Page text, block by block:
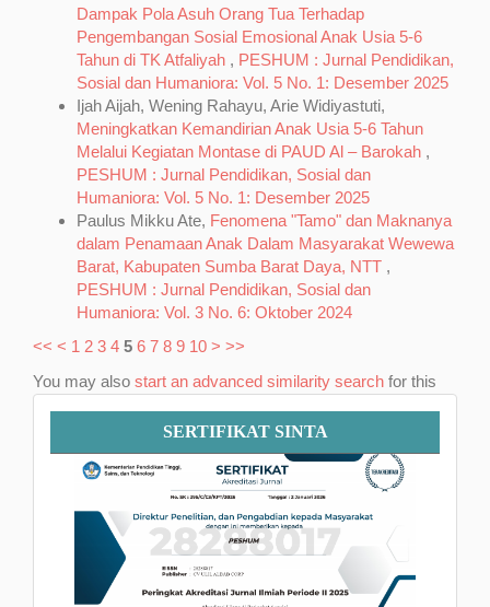
Dampak Pola Asuh Orang Tua Terhadap
Pengembangan Sosial Emosional Anak Usia 5-6
Tahun di TK Atfaliyah , PESHUM : Jurnal Pendidikan,
Sosial dan Humaniora: Vol. 5 No. 1: Desember 2025
Ijah Aijah, Wening Rahayu, Arie Widiyastuti,
Meningkatkan Kemandirian Anak Usia 5-6 Tahun
Melalui Kegiatan Montase di PAUD Al – Barokah ,
PESHUM : Jurnal Pendidikan, Sosial dan
Humaniora: Vol. 5 No. 1: Desember 2025
Paulus Mikku Ate, Fenomena "Tamo" dan Maknanya
dalam Penamaan Anak Dalam Masyarakat Wewewa
Barat, Kabupaten Sumba Barat Daya, NTT ,
PESHUM : Jurnal Pendidikan, Sosial dan
Humaniora: Vol. 3 No. 6: Oktober 2024
<< < 1 2 3 4 5 6 7 8 9 10 > >>
You may also start an advanced similarity search for this
Sertifikat
SINTA
SERTIFIKAT SINTA